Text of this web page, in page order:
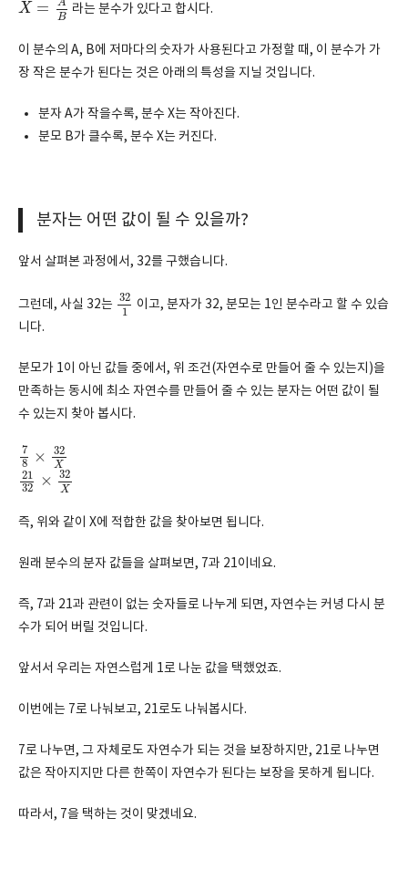
X =
A
B
라는 분수가 있다고 합시다.
이 분수의 A, B에 저마다의 숫자가 사용된다고 가정할 때, 이 분수가 가
장 작은 분수가 된다는 것은 아래의 특성을 지닐 것입니다.
분자 A가 작을수록, 분수 X는 작아진다.
분모 B가 클수록, 분수 X는 커진다.
분자는 어떤 값이 될 수 있을까?
앞서 살펴본 과정에서, 32를 구했습니다.
그런데, 사실 32는 32
1
32
이고, 분자가 32, 분모는 1인 분수라고 할 수 있습
니다.
분모가 1이 아닌 값들 중에서, 위 조건(자연수로 만들어 줄 수 있는지)을
만족하는 동시에 최소 자연수를 만들어 줄 수 있는 분자는 어떤 값이 될
수 있는지 찾아 봅시다.
7
8
× 32
X
7 32
21
32
× 32
X
21 32×
즉, 위와 같이 X에 적합한 값을 찾아보면 됩니다.
원래 분수의 분자 값들을 살펴보면, 7과 21이네요.
즉, 7과 21과 관련이 없는 숫자들로 나누게 되면, 자연수는 커녕 다시 분
수가 되어 버릴 것입니다.
앞서서 우리는 자연스럽게 1로 나눈 값을 택했었죠.
이번에는 7로 나눠보고, 21로도 나눠봅시다.
7로 나누면, 그 자체로도 자연수가 되는 것을 보장하지만, 21로 나누면
값은 작아지지만 다른 한쪽이 자연수가 된다는 보장을 못하게 됩니다.
따라서, 7을 택하는 것이 맞겠네요.